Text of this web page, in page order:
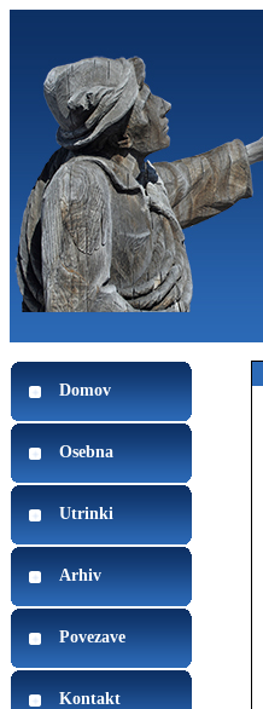
Domov
Osebna
Utrinki
Arhiv
Povezave
Kontakt